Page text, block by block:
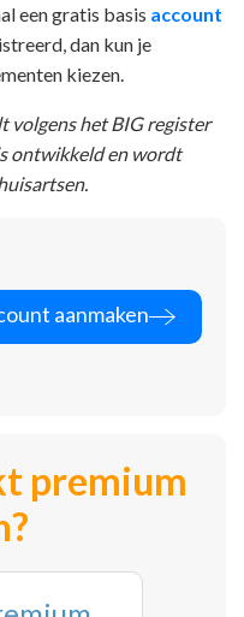
een gratis basis account
dan kun je
kiezen.
volgens het BIG register
ontwikkeld en wordt
aanmaken
premium